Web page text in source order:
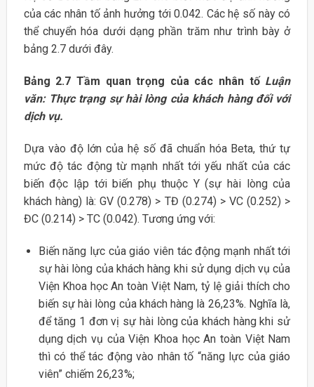
của các nhân tố ảnh hưởng tới 0.042. Các hệ số này có
thể chuyển hóa dưới dạng phần trăm như trình bày ở
bảng 2.7 dưới đây.
Bảng 2.7 Tầm quan trọng của các nhân tố Luận
văn: Thực trạng sự hài lòng của khách hàng đối với
dịch vụ.
Dựa vào độ lớn của hệ số đã chuẩn hóa Beta, thứ tự
mức độ tác động từ mạnh nhất tới yếu nhất của các
biến độc lập tới biến phụ thuộc Y (sự hài lòng của
khách hàng) là: GV (0.278) > TĐ (0.274) > VC (0.252) >
ĐC (0.214) > TC (0.042). Tương ứng với:
Biến năng lực của giáo viên tác động mạnh nhất tới
sự hài lòng của khách hàng khi sử dụng dịch vụ của
Viện Khoa học An toàn Việt Nam, tỷ lệ giải thích cho
biến sự hài lòng của khách hàng là 26,23%. Nghĩa là,
để tăng 1 đơn vị sự hài lòng của khách hàng khi sử
dụng dịch vụ của Viện Khoa học An toàn Việt Nam
thì có thể tác động vào nhân tố “năng lực của giáo
viên” chiếm 26,23%;